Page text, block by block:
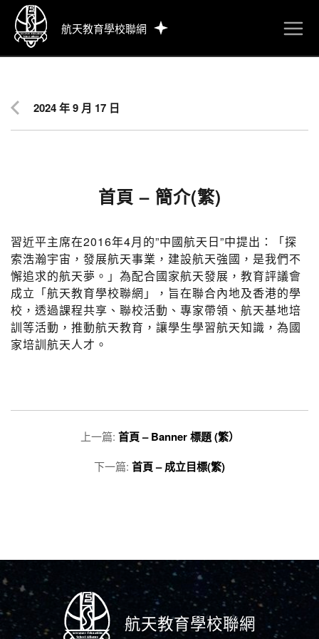
航天教育學校聯網
2024 年 9 月 17 日
首頁 – 簡介(繁)
習近平主席在2016年4月的”中國航天日”中提出：「探
索浩瀚宇宙，發展航天事業，建設航天強國，是我們不
懈追求的航天夢。」為配合國家航天發展，教育評議會
成立「航天教育學校聯網」，旨在聯合內地及香港的學
校，透過課程共享、聯校活動、專家帶領、航天基地培
訓等活動，推動航天教育，讓學生學習航天知識，為國
家培訓航天人才。
上一篇: 首頁 – Banner 標題 (繁）
下一篇: 首頁 – 成立目標(繁)
航天教育學校聯網